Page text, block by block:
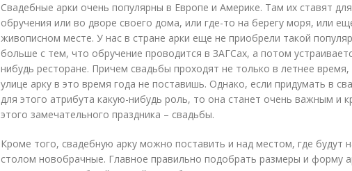
Свадебные арки очень популярны в Европе и Америке. Там их ставят
обручения или во дворе своего дома, или где-то на берегу моря, или
живописном месте. У нас в стране арки еще не приобрели такой
больше с тем, что обручение проводится в ЗАГСах, а потом
нибудь ресторане. Причем свадьбы проходят не только в летнее
улице арку в это время года не поставишь. Однако, если придумать в
для этого атрибута какую-нибудь роль, то она станет очень важным и
этого замечательного праздника – свадьбы.
Кроме того, свадебную арку можно поставить и над местом, где будут
столом новобрачные. Главное правильно подобрать размеры и форму